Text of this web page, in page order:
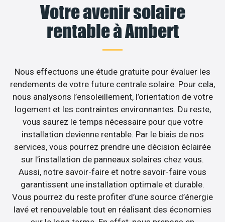
Votre avenir solaire
rentable à Ambert
Nous effectuons une étude gratuite pour évaluer les
rendements de votre future centrale solaire. Pour cela,
nous analysons l’ensoleillement, l’orientation de votre
logement et les contraintes environnantes. Du reste,
vous saurez le temps nécessaire pour que votre
installation devienne rentable. Par le biais de nos
services, vous pourrez prendre une décision éclairée
sur l’installation de panneaux solaires chez vous.
Aussi, notre savoir-faire et notre savoir-faire vous
garantissent une installation optimale et durable.
Vous pourrez du reste profiter d’une source d’énergie
lavé et renouvelable tout en réalisant des économies